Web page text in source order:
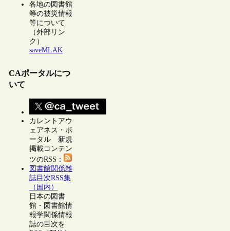
各地の図書館
等の被災情報
等について
（外部リン
ク）
saveMLAK
CAポータルにつ
いて
カレントアウ
ェアネス・ポ
ータル 新規
掲載コンテン
ツのRSS：
図書館関係雑
誌目次RSS集
（国内）
日本の図書
館・図書館情
報学関係情報
誌の目次を